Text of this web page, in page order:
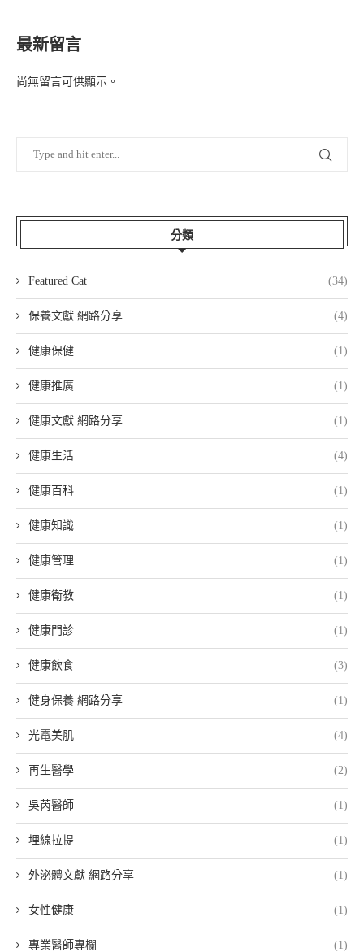
最新留言
尚無留言可供顯示。
分類
Featured Cat (34)
保養文獻 網路分享 (4)
健康保健 (1)
健康推廣 (1)
健康文獻 網路分享 (1)
健康生活 (4)
健康百科 (1)
健康知識 (1)
健康管理 (1)
健康衛教 (1)
健康門診 (1)
健康飲食 (3)
健身保養 網路分享 (1)
光電美肌 (4)
再生醫學 (2)
吳芮醫師 (1)
埋線拉提 (1)
外泌體文獻 網路分享 (1)
女性健康 (1)
專業醫師專欄 (1)